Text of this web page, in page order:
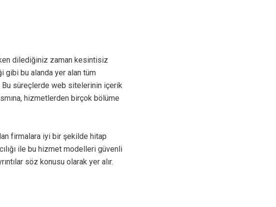
dilediğiniz zaman kesintisiz
gibi bu alanda yer alan tüm
Bu süreçlerde web sitelerinin içerik
hizmetlerden birçok bölüme
firmalara iyi bir şekilde hitap
ile bu hizmet modelleri güvenli
söz konusu olarak yer alır.